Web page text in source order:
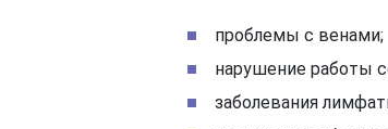
проблемы с венами;
нарушение работы
заболевания